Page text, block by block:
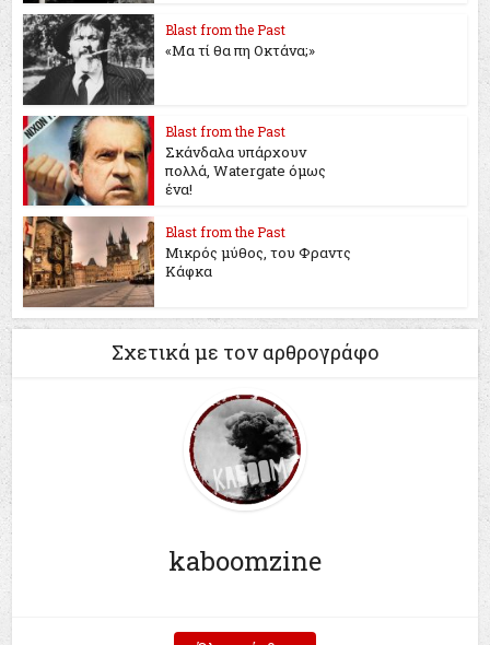
Blast from the Past
«Μα τί θα πη Οκτάνα;»
Blast from the Past
Σκάνδαλα υπάρχουν
πολλά, Watergate όμως
ένα!
Blast from the Past
Μικρός μύθος, του Φραντς
Κάφκα
Σχετικά με τον αρθρογράφο
kaboomzine